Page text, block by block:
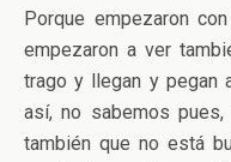
Porque empezaron
empezaron a ver
trago y llegan y pegan
así, no sabemos
también que no está